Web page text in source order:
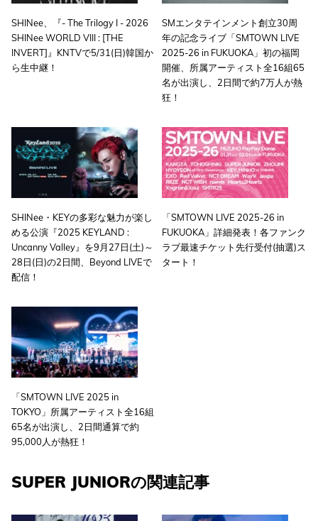
SHINee、『- The Trilogy I - 2026
SHINee WORLD VIII : [THE
INVERT]』KNTVで5/31(日)韓国か
ら生中継！
SMエンタテインメント創立30周
年の記念ライブ「SMTOWN LIVE
2025-26 in FUKUOKA」初の福岡
開催、所属アーティスト全16組65
名が出演し、2日間で約7万人が熱
狂！
SHINee・KEYの多彩な魅力が楽し
める公演『2025 KEYLAND :
Uncanny Valley』を9月27日(土)～
28日(日)の2日間、Beyond LIVEで
配信！
「SMTOWN LIVE 2025-26 in
FUKUOKA」詳細発表！各ファンク
ラブ最速チケット先行受付(抽選)ス
タート！
「SMTOWN LIVE 2025 in
TOKYO」所属アーティスト全16組
65名が出演し、2日間通算で約
95,000人が熱狂！
SUPER JUNIORの関連記事